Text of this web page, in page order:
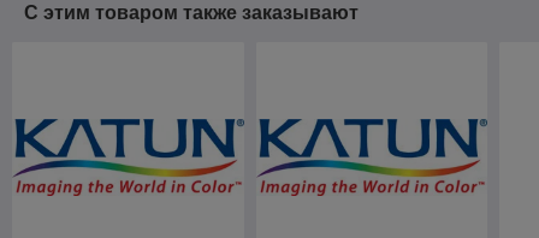
С этим товаром также заказывают